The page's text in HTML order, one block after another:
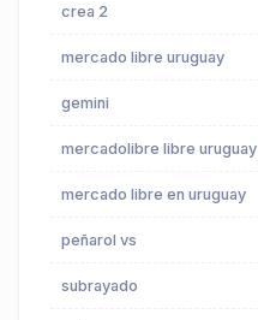
crea 2
mercado libre uruguay
gemini
mercadolibre libre uruguay
mercado libre en uruguay
peñarol vs
subrayado